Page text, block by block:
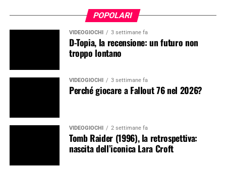
POPOLARI
VIDEOGIOCHI 3 settimane fa
D-Topia, la recensione: un futuro non
troppo lontano
VIDEOGIOCHI 3 settimane fa
Perché giocare a Fallout 76 nel 2026?
VIDEOGIOCHI 2 settimane fa
Tomb Raider (1996), la retrospettiva:
nascita dell’iconica Lara Croft